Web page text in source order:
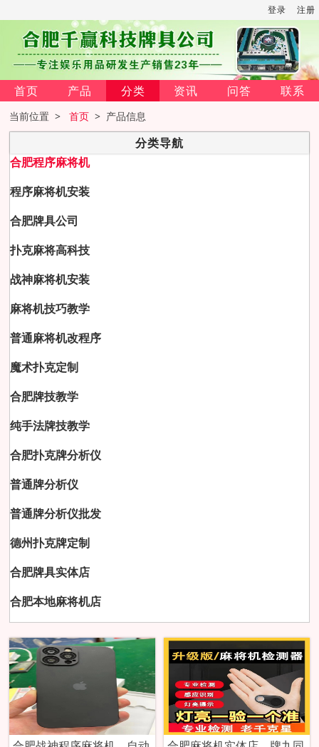
登录 注册
首页 产品 分类 资讯 问答 联系
当前位置 >首页 > 产品信息
分类导航
合肥程序麻将机
程序麻将机安装
合肥牌具公司
扑克麻将高科技
战神麻将机安装
麻将机技巧教学
普通麻将机改程序
魔术扑克定制
合肥牌技教学
纯手法牌技教学
合肥扑克牌分析仪
普通牌分析仪
普通牌分析仪批发
德州扑克牌定制
合肥牌具实体店
合肥本地麻将机店